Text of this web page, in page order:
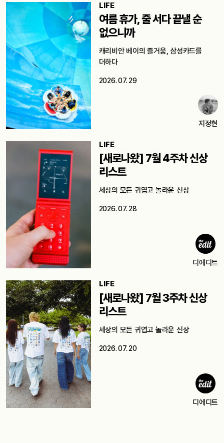
LIFE
여름 휴가, 줄 서다 끝낼 순
없으니까
캐리비안 베이의 즐거움, 삼성카드를
더하다
2026. 07. 29
지정현
LIFE
[새로나왔] 7월 4주차 신상
리스트
세상의 모든 귀엽고 놀라운 신상
2026. 07. 28
디에디트
LIFE
[새로나왔] 7월 3주차 신상
리스트
세상의 모든 귀엽고 놀라운 신상
2026. 07. 20
디에디트